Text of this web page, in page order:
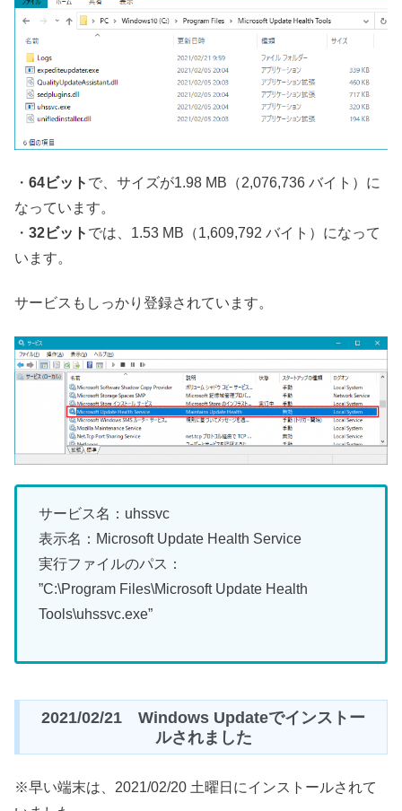
・ 64ビット で、サイズが1.98 MB（2,076,736 バイト）に
なっています。
・ 32ビット では、1.53 MB（1,609,792 バイト）になって
います。
サービスもしっかり登録されています。
サービス名：uhssvc
表示名：Microsoft Update Health Service
実行ファイルのパス：
”C:\Program Files\Microsoft Update Health
Tools\uhssvc.exe”
2021/02/21 Windows Updateでインストー
ルされました
※早い端末は、2021/02/20 土曜日にインストールされて